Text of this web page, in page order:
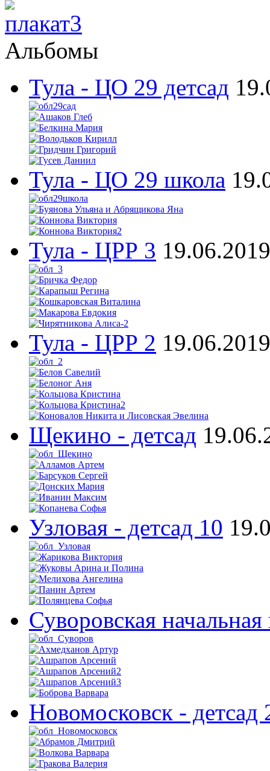
Альбомы
Тула - ЦО 29 детсад
Тула - ЦО 29 школа
Тула - ЦРР 3 19.06.2019
Тула - ЦРР 2 19.06.2019
Щекино - детсад
Узловая - детсад 10
Суворовская
Новомосковск - детсад